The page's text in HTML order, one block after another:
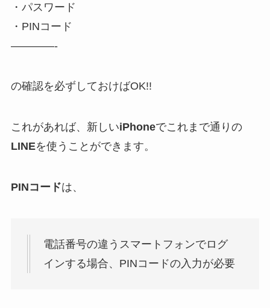
・パスワード
・PINコード
————-
の確認を必ずしておけばOK!!
これがあれば、新しいiPhoneでこれまで通りの
LINEを使うことができます。
PINコードは、
電話番号の違うスマートフォンでログ
インする場合、PINコードの入力が必要